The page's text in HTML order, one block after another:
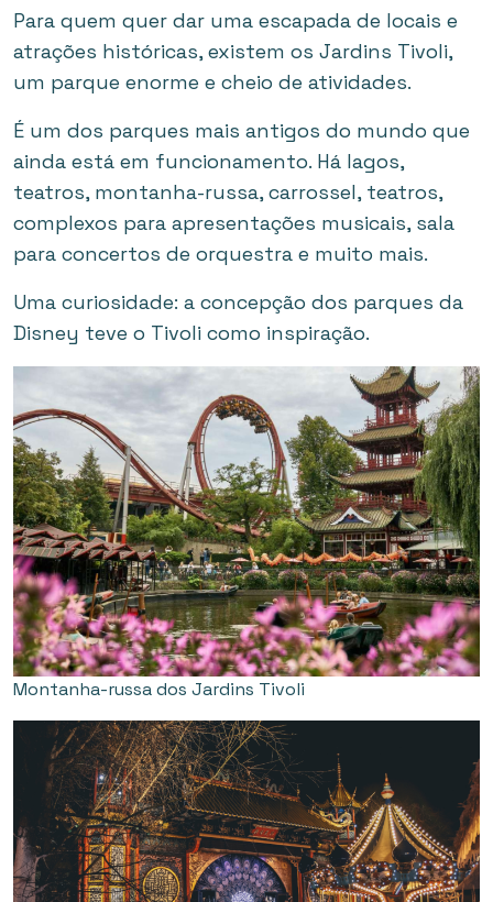
Para quem quer dar uma escapada de locais e
atrações históricas, existem os Jardins Tivoli,
um parque enorme e cheio de atividades.
É um dos parques mais antigos do mundo que
ainda está em funcionamento. Há lagos,
teatros, montanha-russa, carrossel, teatros,
complexos para apresentações musicais, sala
para concertos de orquestra e muito mais.
Uma curiosidade: a concepção dos parques da
Disney teve o Tivoli como inspiração.
Montanha-russa dos Jardins Tivoli